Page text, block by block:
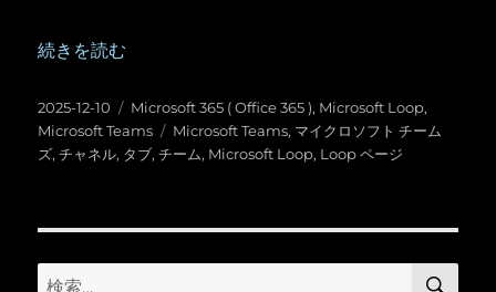
“Microsoft Teams ：チームのチャネルに Loop ページが
続きを読む
投
稿
日:
2025-12-10
カ
テ
ゴ
Microsoft 365 ( Office 365 ), Microsoft Loop,
Microsoft Teams
タ
グ
Microsoft Teams, マイクロソフト チーム
ズ,チャネル, タブ,チーム, Microsoft Loop, Loop ページ
検
検